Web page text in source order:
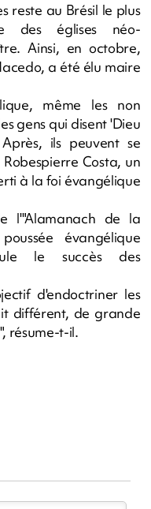
reste au Brésil le plus
des églises néo-
Ainsi, en octobre,
a été élu maire
même les non
gens qui disent 'Dieu
ils peuvent se
Costa, un
à la foi évangélique
l'"Alamanach de la
évangélique
le succès des
d'endoctriner les
différent, de grande
résume-t-il.